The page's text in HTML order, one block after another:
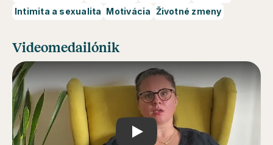
Intimita a sexualita Motivácia Životné zmeny
Videomedailónik
Play